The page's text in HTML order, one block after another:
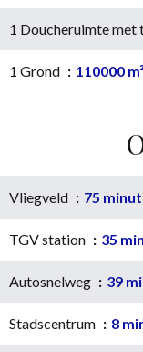
1 Doucheruimte met
1 Grond 110000 m²
Vliegveld 75
TGV station 35
Autosnelweg 39
Stadscentrum 8